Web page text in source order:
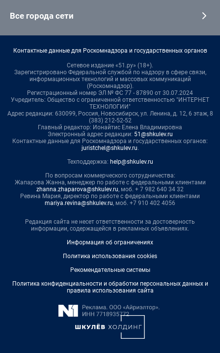
Все города сети
Контактные данные для Роскомнадзора и государственных органов
Сетевое издание «51.ру» (18+).
Зарегистрировано Федеральной службой по надзору в сфере связи,
информационных технологий и массовых коммуникаций
(Роскомнадзор).
Регистрационный номер ЭЛ № ФС 77 - 87890 от 30.07.2024
Учредитель: Общество с ограниченной ответственностью "ИНТЕРНЕТ
ТЕХНОЛОГИИ"
Адрес редакции: 630099, Россия, Новосибирск, ул. Ленина, д. 12, 6 этаж, 8
(383) 212-52-52
Главный редактор: Ионайтис Елена Владимировна
Электронный адрес редакции: 51@shkulev.ru
Контактные данные для Роскомнадзора и государственных органов:
juristchel@shkulev.ru.
Техподдержка: help@shkulev.ru
По вопросам коммерческого сотрудничества:
Жапарова Жанна, менеджер по работе с федеральными клиентами
zhanna.zhaparova@shkulev.ru, моб. + 7 982 640 34 32
Ревина Мария, директор по работе с федеральными клиентами
mariya.revina@shkulev.ru, моб. +7 910 402 4056
Редакция сайта не несет ответственности за достоверность
информации, содержащейся в рекламных объявлениях.
Информация об ограничениях
Политика использования cookies
Рекомендательные системы
Политика конфиденциальности и обработки персональных данных и
правила использования сайта